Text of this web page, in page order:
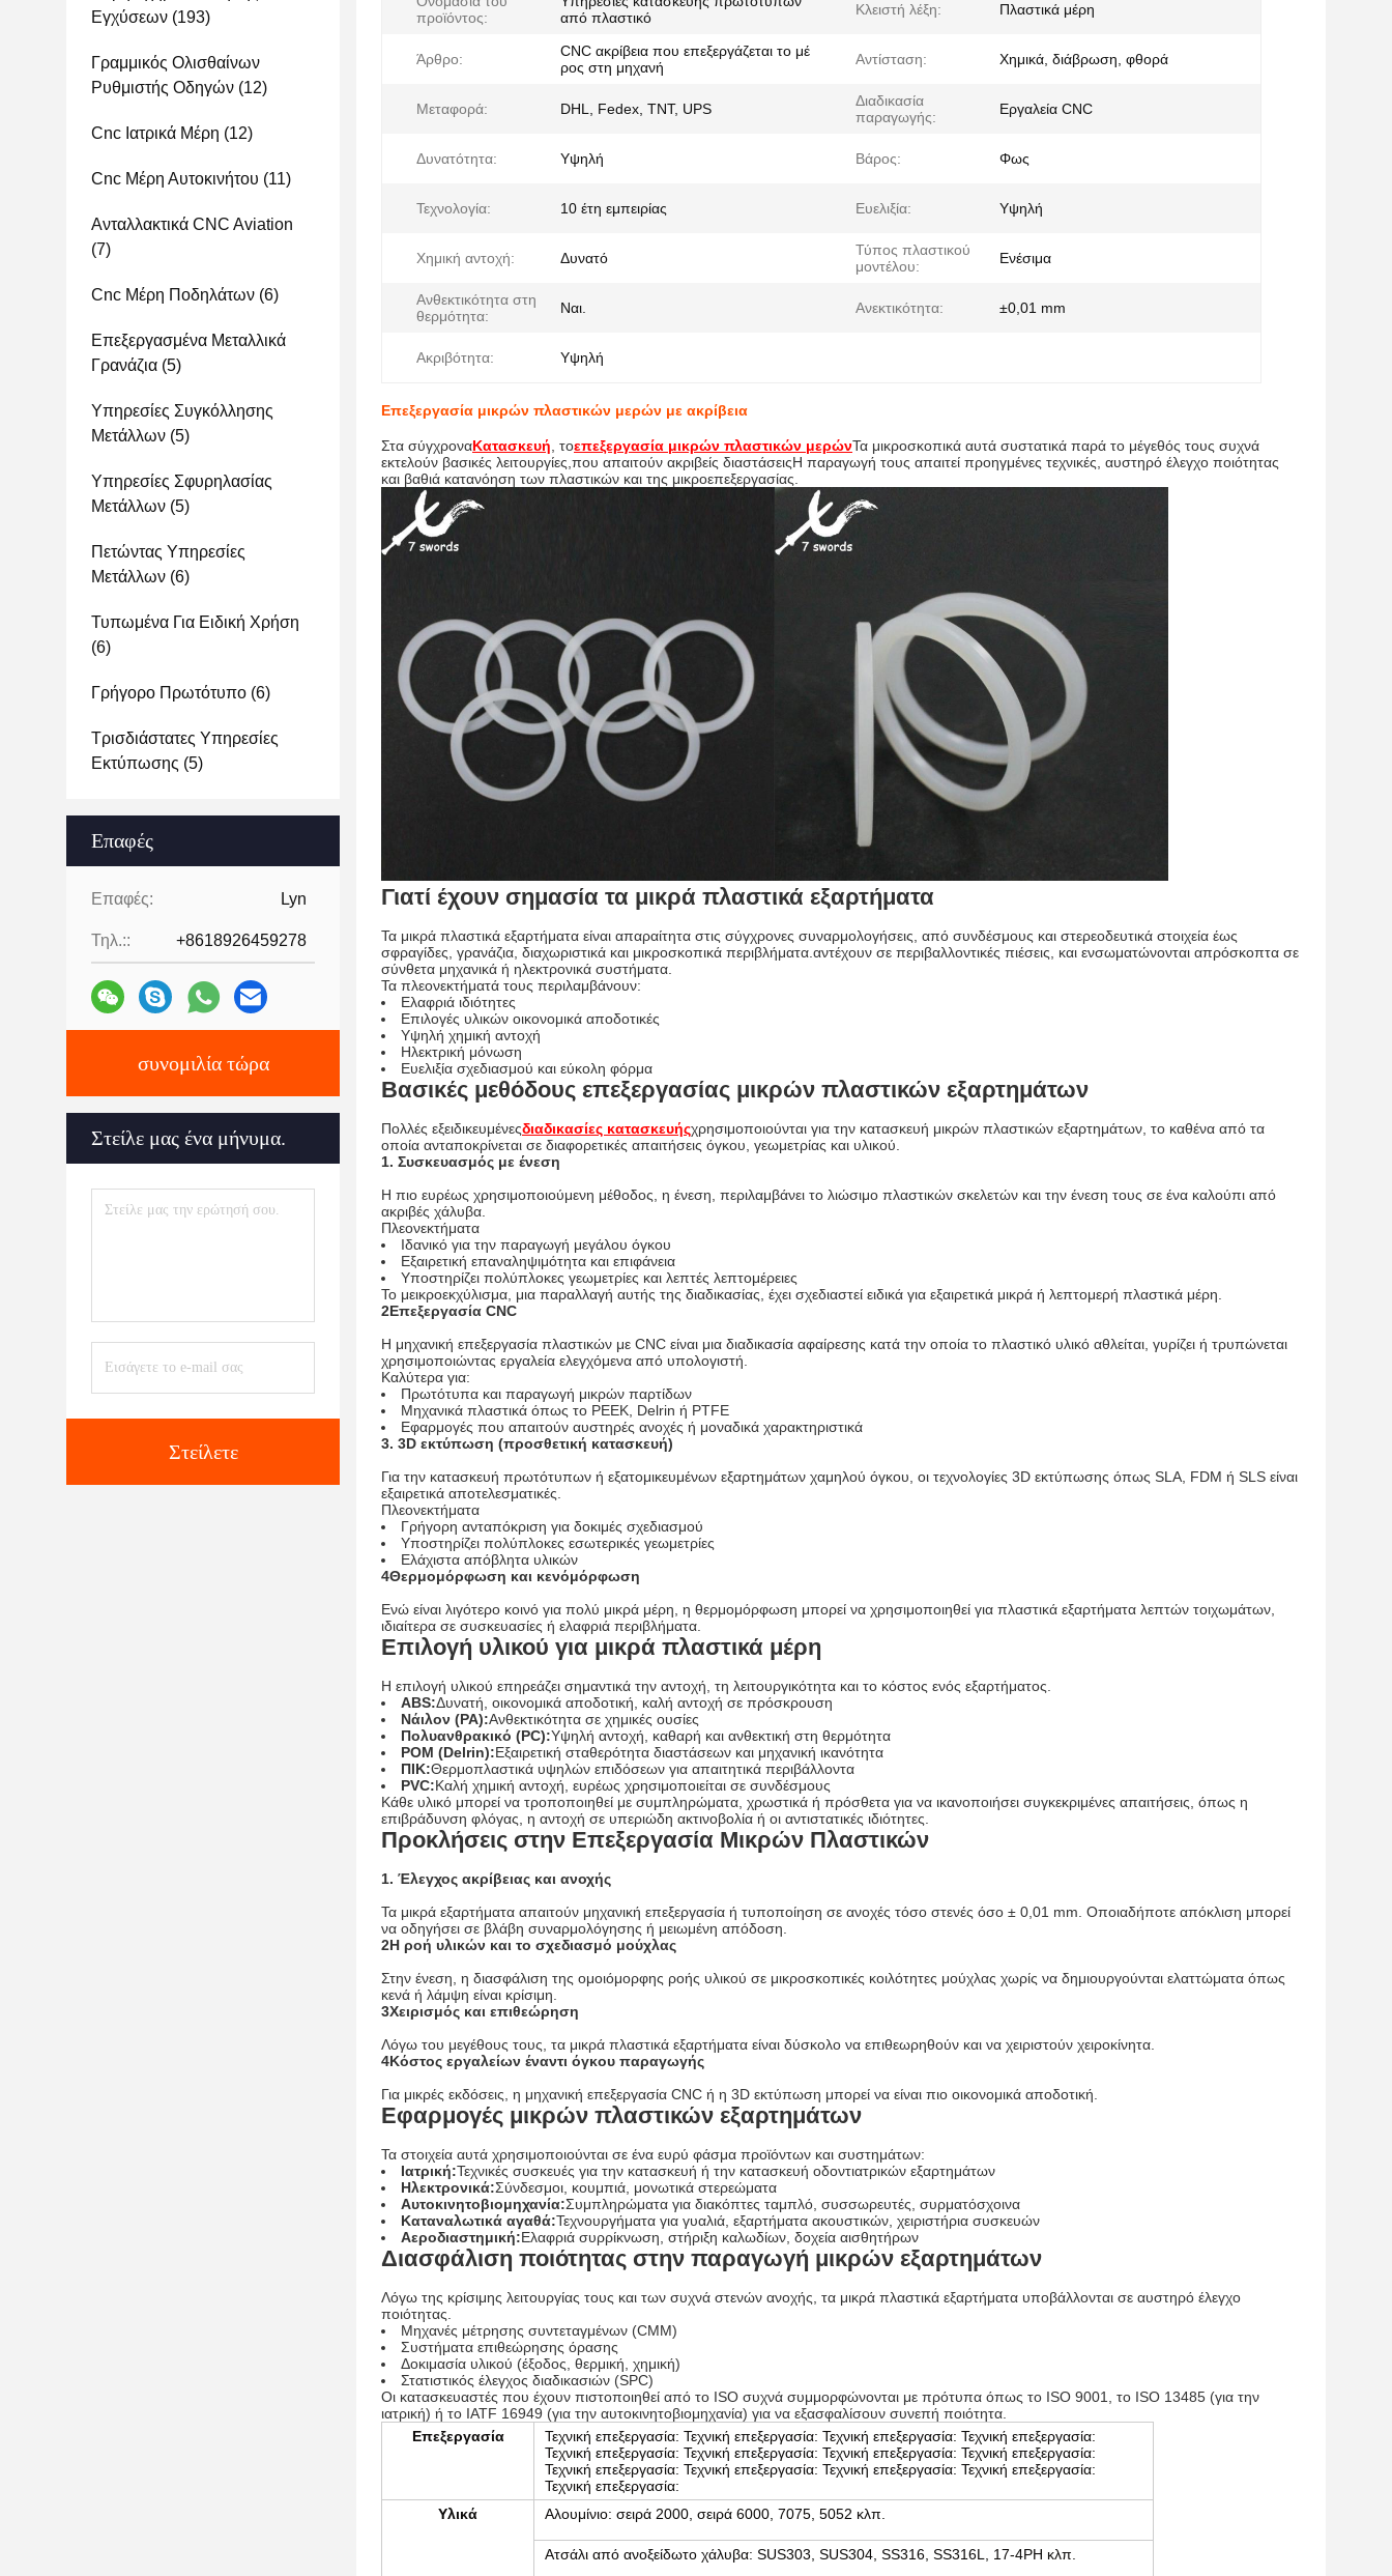
Εγχύσεων (193)
Γραμμικός Ολισθαίνων
Ρυθμιστής Οδηγών (12)
Cnc Ιατρικά Μέρη (12)
Cnc Μέρη Αυτοκινήτου (11)
Ανταλλακτικά CNC Aviation
(7)
Cnc Μέρη Ποδηλάτων (6)
Επεξεργασμένα Μεταλλικά
Γρανάζια (5)
Υπηρεσίες Συγκόλλησης
Μετάλλων (5)
Υπηρεσίες Σφυρηλασίας
Μετάλλων (5)
Πετώντας Υπηρεσίες
Μετάλλων (6)
Τυπωμένα Για Ειδική Χρήση
(6)
Γρήγορο Πρωτότυπο (6)
Τρισδιάστατες Υπηρεσίες
Εκτύπωσης (5)
Επαφές
Επαφές: Lyn
Τηλ.:: +8618926459278
συνομιλία τώρα
Στείλε μας ένα μήνυμα.
Στείλετε
προϊόντος:
από πλαστικό
Κλειστή λέξη: Πλαστικά μέρη
Άρθρο:
CNC ακρίβεια που επεξεργάζεται το μέ
ρος στη μηχανή
Αντίσταση: Χημικά, διάβρωση, φθορά
Μεταφορά: DHL, Fedex, TNT, UPS
Διαδικασία
παραγωγής:
Εργαλεία CNC
Δυνατότητα: Υψηλή Βάρος: Φως
Τεχνολογία: 10 έτη εμπειρίας Ευελιξία: Υψηλή
Χημική αντοχή: Δυνατό
Τύπος πλαστικού
μοντέλου:
Ενέσιμα
Ανθεκτικότητα στη
θερμότητα:
Ναι. Ανεκτικότητα: ±0,01 mm
Ακριβότητα: Υψηλή
Επεξεργασία μικρών πλαστικών μερών με ακρίβεια
Στα σύγχροναΚατασκευή , τοεπεξεργασία μικρών πλαστικών μερώνΤα μικροσκοπικά αυτά συστατικά παρά το μέγεθός τους συχνά
εκτελούν βασικές λειτουργίες,που απαιτούν ακριβείς διαστάσειςΗ παραγωγή τους απαιτεί προηγμένες τεχνικές, αυστηρό έλεγχο ποιότητας
και βαθιά κατανόηση των πλαστικών και της μικροεπεξεργασίας.
Γιατί έχουν σημασία τα μικρά πλαστικά εξαρτήματα
Τα μικρά πλαστικά εξαρτήματα είναι απαραίτητα στις σύγχρονες συναρμολογήσεις, από συνδέσμους και στερεοδευτικά στοιχεία έως
σφραγίδες, γρανάζια, διαχωριστικά και μικροσκοπικά περιβλήματα.αντέχουν σε περιβαλλοντικές πιέσεις, και ενσωματώνονται απρόσκοπτα σε
σύνθετα μηχανικά ή ηλεκτρονικά συστήματα.
Τα πλεονεκτήματά τους περιλαμβάνουν:
Ελαφριά ιδιότητες
Επιλογές υλικών οικονομικά αποδοτικές
Υψηλή χημική αντοχή
Ηλεκτρική μόνωση
Ευελιξία σχεδιασμού και εύκολη φόρμα
Βασικές μεθόδους επεξεργασίας μικρών πλαστικών εξαρτημάτων
Πολλές εξειδικευμένεςδιαδικασίες κατασκευήςχρησιμοποιούνται για την κατασκευή μικρών πλαστικών εξαρτημάτων, το καθένα από τα
οποία ανταποκρίνεται σε διαφορετικές απαιτήσεις όγκου, γεωμετρίας και υλικού.
1. Συσκευασμός με ένεση
Η πιο ευρέως χρησιμοποιούμενη μέθοδος, η ένεση, περιλαμβάνει το λιώσιμο πλαστικών σκελετών και την ένεση τους σε ένα καλούπι από
ακριβές χάλυβα.
Πλεονεκτήματα
Ιδανικό για την παραγωγή μεγάλου όγκου
Εξαιρετική επαναληψιμότητα και επιφάνεια
Υποστηρίζει πολύπλοκες γεωμετρίες και λεπτές λεπτομέρειες
Το μεικροεκχύλισμα, μια παραλλαγή αυτής της διαδικασίας, έχει σχεδιαστεί ειδικά για εξαιρετικά μικρά ή λεπτομερή πλαστικά μέρη.
2Επεξεργασία CNC
Η μηχανική επεξεργασία πλαστικών με CNC είναι μια διαδικασία αφαίρεσης κατά την οποία το πλαστικό υλικό αθλείται, γυρίζει ή τρυπώνεται
χρησιμοποιώντας εργαλεία ελεγχόμενα από υπολογιστή.
Καλύτερα για:
Πρωτότυπα και παραγωγή μικρών παρτίδων
Μηχανικά πλαστικά όπως το PEEK, Delrin ή PTFE
Εφαρμογές που απαιτούν αυστηρές ανοχές ή μοναδικά χαρακτηριστικά
3. 3D εκτύπωση (προσθετική κατασκευή)
Για την κατασκευή πρωτότυπων ή εξατομικευμένων εξαρτημάτων χαμηλού όγκου, οι τεχνολογίες 3D εκτύπωσης όπως SLA, FDM ή SLS είναι
εξαιρετικά αποτελεσματικές.
Πλεονεκτήματα
Γρήγορη ανταπόκριση για δοκιμές σχεδιασμού
Υποστηρίζει πολύπλοκες εσωτερικές γεωμετρίες
Ελάχιστα απόβλητα υλικών
4Θερμομόρφωση και κενόμόρφωση
Ενώ είναι λιγότερο κοινό για πολύ μικρά μέρη, η θερμομόρφωση μπορεί να χρησιμοποιηθεί για πλαστικά εξαρτήματα λεπτών τοιχωμάτων,
ιδιαίτερα σε συσκευασίες ή ελαφριά περιβλήματα.
Επιλογή υλικού για μικρά πλαστικά μέρη
Η επιλογή υλικού επηρεάζει σημαντικά την αντοχή, τη λειτουργικότητα και το κόστος ενός εξαρτήματος.
ABS:Δυνατή, οικονομικά αποδοτική, καλή αντοχή σε πρόσκρουση
Νάιλον (PA):Ανθεκτικότητα σε χημικές ουσίες
Πολυανθρακικό (PC):Υψηλή αντοχή, καθαρή και ανθεκτική στη θερμότητα
POM (Delrin):Εξαιρετική σταθερότητα διαστάσεων και μηχανική ικανότητα
ΠΙΚ:Θερμοπλαστικά υψηλών επιδόσεων για απαιτητικά περιβάλλοντα
PVC:Καλή χημική αντοχή, ευρέως χρησιμοποιείται σε συνδέσμους
Κάθε υλικό μπορεί να τροποποιηθεί με συμπληρώματα, χρωστικά ή πρόσθετα για να ικανοποιήσει συγκεκριμένες απαιτήσεις, όπως η
επιβράδυνση φλόγας, η αντοχή σε υπεριώδη ακτινοβολία ή οι αντιστατικές ιδιότητες.
Προκλήσεις στην Επεξεργασία Μικρών Πλαστικών
1. Έλεγχος ακρίβειας και ανοχής
Τα μικρά εξαρτήματα απαιτούν μηχανική επεξεργασία ή τυποποίηση σε ανοχές τόσο στενές όσο ± 0,01 mm. Οποιαδήποτε απόκλιση μπορεί
να οδηγήσει σε βλάβη συναρμολόγησης ή μειωμένη απόδοση.
2Η ροή υλικών και το σχεδιασμό μούχλας
Στην ένεση, η διασφάλιση της ομοιόμορφης ροής υλικού σε μικροσκοπικές κοιλότητες μούχλας χωρίς να δημιουργούνται ελαττώματα όπως
κενά ή λάμψη είναι κρίσιμη.
3Χειρισμός και επιθεώρηση
Λόγω του μεγέθους τους, τα μικρά πλαστικά εξαρτήματα είναι δύσκολο να επιθεωρηθούν και να χειριστούν χειροκίνητα.
4Κόστος εργαλείων έναντι όγκου παραγωγής
Για μικρές εκδόσεις, η μηχανική επεξεργασία CNC ή η 3D εκτύπωση μπορεί να είναι πιο οικονομικά αποδοτική.
Εφαρμογές μικρών πλαστικών εξαρτημάτων
Τα στοιχεία αυτά χρησιμοποιούνται σε ένα ευρύ φάσμα προϊόντων και συστημάτων:
Ιατρική:Τεχνικές συσκευές για την κατασκευή ή την κατασκευή οδοντιατρικών εξαρτημάτων
Ηλεκτρονικά:Σύνδεσμοι, κουμπιά, μονωτικά στερεώματα
Αυτοκινητοβιομηχανία:Συμπληρώματα για διακόπτες ταμπλό, συσσωρευτές, συρματόσχοινα
Καταναλωτικά αγαθά:Τεχνουργήματα για γυαλιά, εξαρτήματα ακουστικών, χειριστήρια συσκευών
Αεροδιαστημική:Ελαφριά συρρίκνωση, στήριξη καλωδίων, δοχεία αισθητήρων
Διασφάλιση ποιότητας στην παραγωγή μικρών εξαρτημάτων
Λόγω της κρίσιμης λειτουργίας τους και των συχνά στενών ανοχής, τα μικρά πλαστικά εξαρτήματα υποβάλλονται σε αυστηρό έλεγχο
ποιότητας.
Μηχανές μέτρησης συντεταγμένων (CMM)
Συστήματα επιθεώρησης όρασης
Δοκιμασία υλικού (έξοδος, θερμική, χημική)
Στατιστικός έλεγχος διαδικασιών (SPC)
Οι κατασκευαστές που έχουν πιστοποιηθεί από το ISO συχνά συμμορφώνονται με πρότυπα όπως το ISO 9001, το ISO 13485 (για την
ιατρική) ή το IATF 16949 (για την αυτοκινητοβιομηχανία) για να εξασφαλίσουν συνεπή ποιότητα.
Επεξεργασία
Τεχνική επεξεργασία: Τεχνική επεξεργασία: Τεχνική επεξεργασία: Τεχνική επεξεργασία:
Τεχνική επεξεργασία: Τεχνική επεξεργασία: Τεχνική επεξεργασία: Τεχνική επεξεργασία:
Τεχνική επεξεργασία: Τεχνική επεξεργασία: Τεχνική επεξεργασία: Τεχνική επεξεργασία:
Τεχνική επεξεργασία:
Υλικά
Αλουμίνιο: σειρά 2000, σειρά 6000, 7075, 5052 κλπ.
Ατσάλι από ανοξείδωτο χάλυβα: SUS303, SUS304, SS316, SS316L, 17-4PH κλπ.